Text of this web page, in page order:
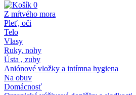
0
Z mŕtvého mora
Pleť, oči
Telo
Vlasy
Ruky, nohy
Ústa , zuby
Aniónové vložky a intímna hygiena
Na obuv
Domácnosť